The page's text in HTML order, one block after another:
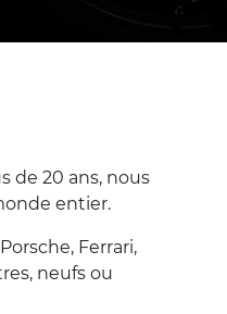
de 20 ans, nous
entier.
Ferrari,
neufs ou